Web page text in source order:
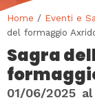
Home / Eventi e
del formaggio
Sagra
01/06/2025 al